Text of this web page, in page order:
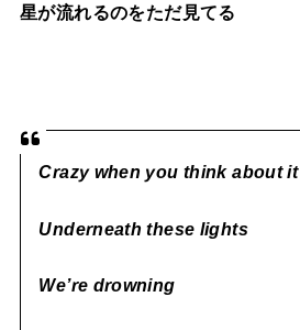
星が流れるのをただ見てる
Crazy when you think about it
Underneath these lights
We’re drowning